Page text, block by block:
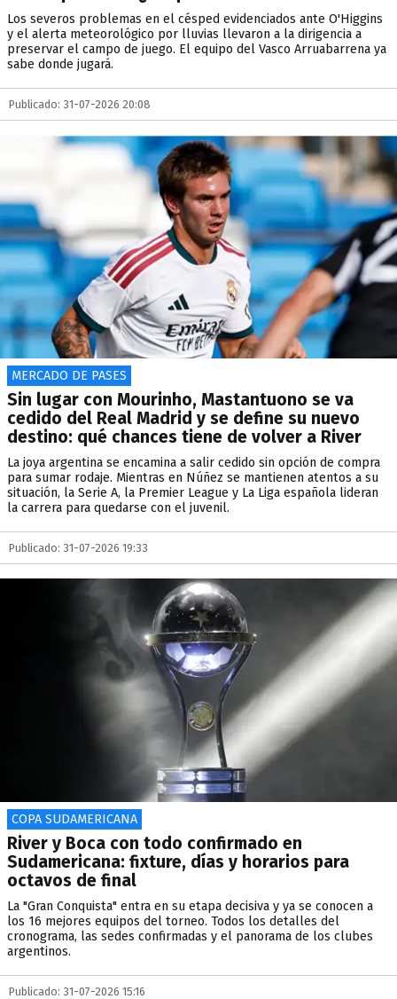
Los severos problemas en el césped evidenciados ante O'Higgins
y el alerta meteorológico por lluvias llevaron a la dirigencia a
preservar el campo de juego. El equipo del Vasco Arruabarrena ya
sabe donde jugará.
Publicado: 31-07-2026 20:08
MERCADO DE PASES
Sin lugar con Mourinho, Mastantuono se va
cedido del Real Madrid y se define su nuevo
destino: qué chances tiene de volver a River
La joya argentina se encamina a salir cedido sin opción de compra
para sumar rodaje. Mientras en Núñez se mantienen atentos a su
situación, la Serie A, la Premier League y La Liga española lideran
la carrera para quedarse con el juvenil.
Publicado: 31-07-2026 19:33
COPA SUDAMERICANA
River y Boca con todo confirmado en
Sudamericana: fixture, días y horarios para
octavos de final
La "Gran Conquista" entra en su etapa decisiva y ya se conocen a
los 16 mejores equipos del torneo. Todos los detalles del
cronograma, las sedes confirmadas y el panorama de los clubes
argentinos.
Publicado: 31-07-2026 15:16